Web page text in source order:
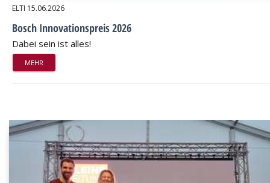
ELTI 15.06.2026
Bosch Innovationspreis 2026
Dabei sein ist alles!
MEHR